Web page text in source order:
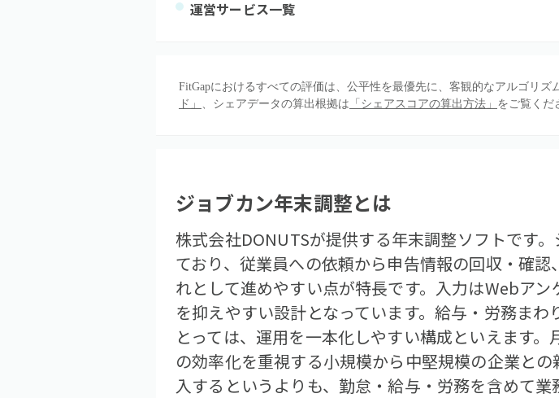
運営サービス一覧
FitGapにおけるすべての評価は、公平性を最優先に、客観的なアルゴリ
ド」 、シェアデータの算出根拠は 「シェアスコアの算出方法」 をご覧くだ
ジョブカン年末調整とは
株式会社DONUTSが提供する年末調整ソフトです
ており、従業員への依頼から申告情報の回収・確
れとして進めやすい点が特長です。入力はWebア
を抑えやすい設計となっています。給与・労務ま
とっては、運用を一本化しやすい構成といえます
の効率化を重視する小規模から中堅規模の企業と
入するというよりも、勤怠・給与・労務を含めて業